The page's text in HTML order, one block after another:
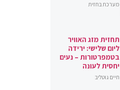
מערכת בחזית
תחזית מזג האוויר
ליום שלישי: ירידה
בטמפרטורות – נעים
יחסית לעונה
חיים גוטליב